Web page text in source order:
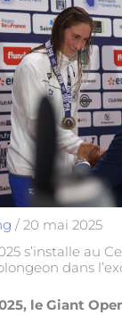
/20 mai 2025
s’installe au
dans
le Giant